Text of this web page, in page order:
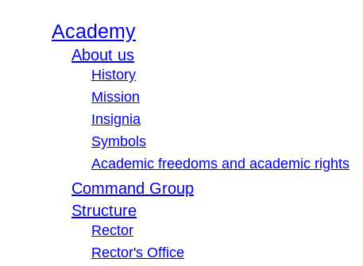
Academy
About us
History
Mission
Insignia
Symbols
Academic freedoms and academic rights
Command Group
Structure
Rector
Rector's Office